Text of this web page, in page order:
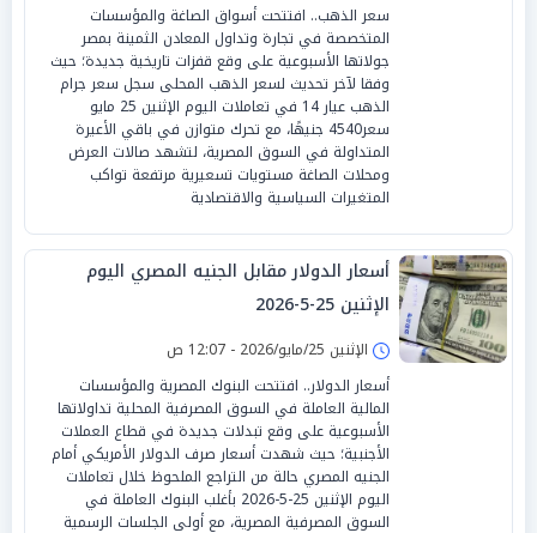
سعر الذهب.. افتتحت أسواق الصاغة والمؤسسات
المتخصصة في تجارة وتداول المعادن الثمينة بمصر
جولاتها الأسبوعية على وقع قفزات تاريخية جديدة؛ حيث
وفقا لآخر تحديث لسعر الذهب المحلى سجل سعر جرام
الذهب عيار 14 في تعاملات اليوم الإثنين 25 مايو
سعر4540 جنيهًا، مع تحرك متوازن في باقي الأعيرة
المتداولة في السوق المصرية، لتشهد صالات العرض
ومحلات الصاغة مستويات تسعيرية مرتفعة تواكب
المتغيرات السياسية والاقتصادية
أسعار الدولار مقابل الجنيه المصري اليوم
الإثنين 25-5-2026
الإثنين 25/مايو/2026 - 12:07 ص
أسعار الدولار.. افتتحت البنوك المصرية والمؤسسات
المالية العاملة في السوق المصرفية المحلية تداولاتها
الأسبوعية على وقع تبدلات جديدة في قطاع العملات
الأجنبية؛ حيث شهدت أسعار صرف الدولار الأمريكي أمام
الجنيه المصري حالة من التراجع الملحوظ خلال تعاملات
اليوم الإثنين 25-5-2026 بأغلب البنوك العاملة في
السوق المصرفية المصرية، مع أولى الجلسات الرسمية